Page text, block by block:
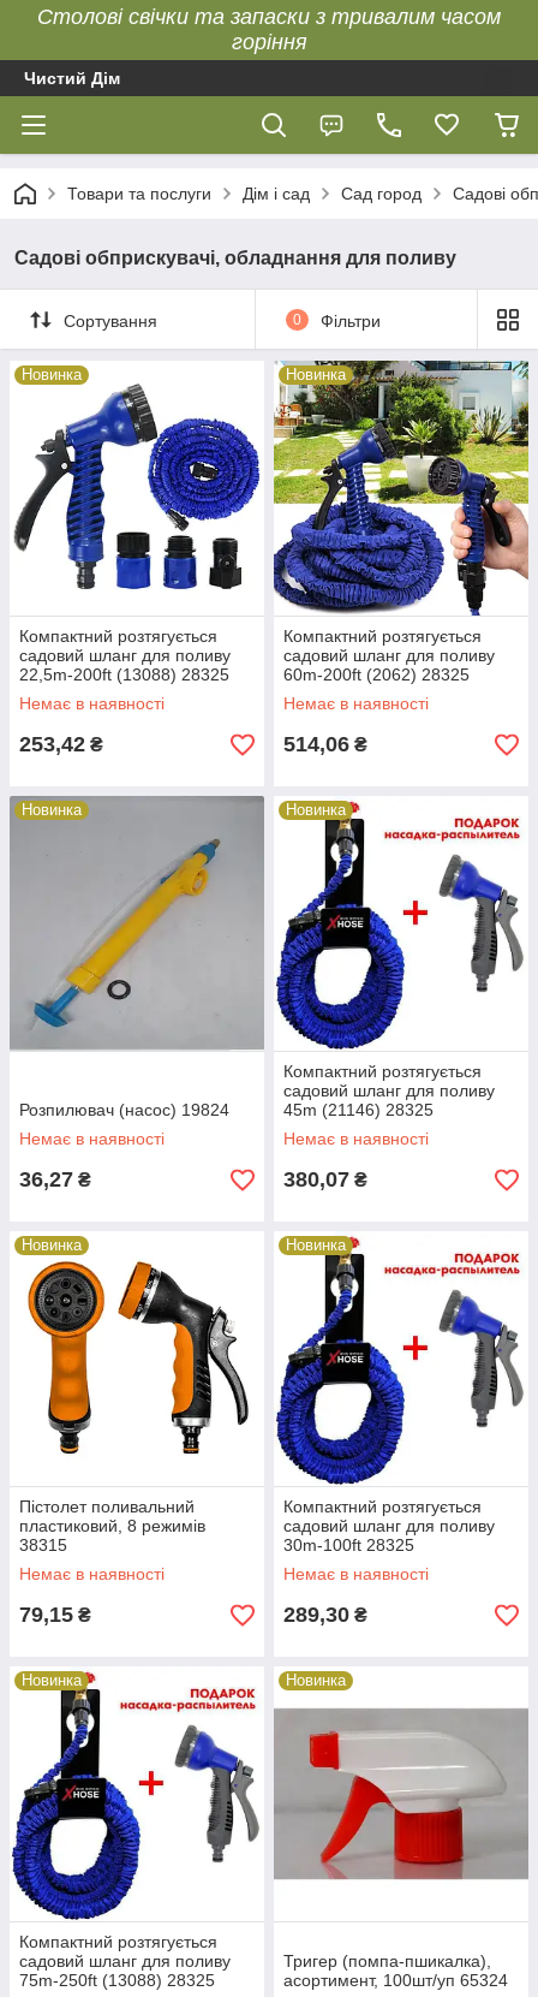
Столові свічки та запаски з тривалим часом
горіння
Чистий Дім
Товари та послуги Дім і сад Сад город Садові
Садові обприскувачі, обладнання для поливу
Сортування 0 Фільтри
Новинка
Компактний розтягується
садовий шланг для поливу
22,5m-200ft (13088) 28325
Немає в наявності
253,42 ₴
Новинка
Компактний розтягується
садовий шланг для поливу
60m-200ft (2062) 28325
Немає в наявності
514,06 ₴
Новинка
Розпилювач (насос) 19824
Немає в наявності
36,27 ₴
Новинка
Компактний розтягується
садовий шланг для поливу
45m (21146) 28325
Немає в наявності
380,07 ₴
Новинка
Пістолет поливальний
пластиковий, 8 режимів
38315
Немає в наявності
79,15 ₴
Новинка
Компактний розтягується
садовий шланг для поливу
30m-100ft 28325
Немає в наявності
289,30 ₴
Новинка
Компактний розтягується
садовий шланг для поливу
75m-250ft (13088) 28325
Новинка
Тригер (помпа-пшикалка),
асортимент, 100шт/уп 65324